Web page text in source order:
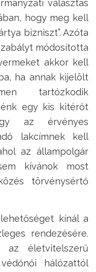
választás
hogy meg kell
bizniszt”. Azóta
módosította
akkor kell
ha annak kijelölt
tartózkodik
egy kis kitérőt
az érvényes
lakcímnek kell
az állampolgár
kívánok most
törvénysértő
kínál a
rendezésére.
az életvitelszerű
hálózattól